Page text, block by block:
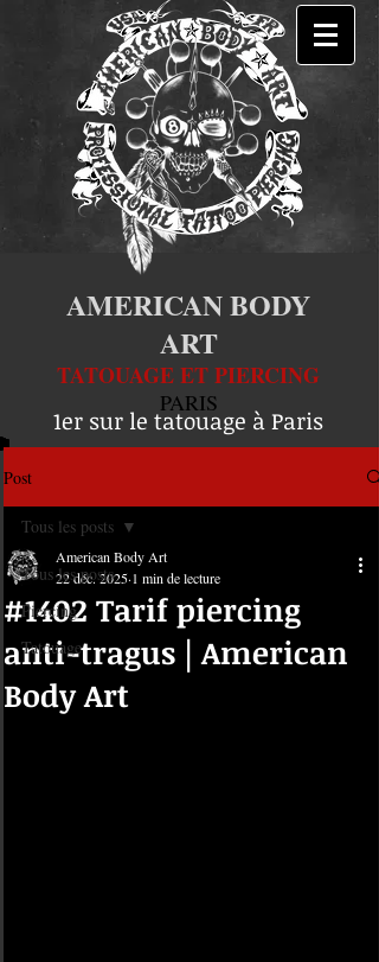
AMERICAN BODY
ART
TATOUAGE ET PIERCING
PARIS
1er sur le tatouage à Paris
Post
Tous les posts
Piercing
Tatouage
Tous les posts
#1402 Tarif piercing
anti-tragus | American
Body Art
American Body Art
22 déc. 2025 1 min de lecture